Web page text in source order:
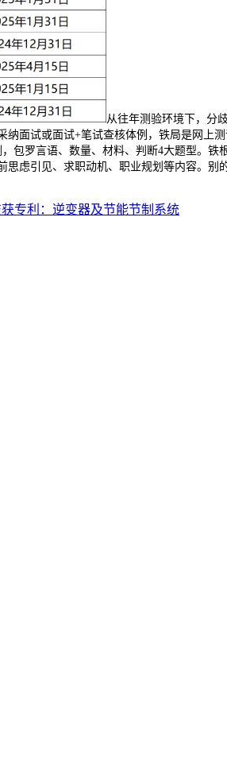
从往年测验环境下，分
面试或面试+笔试查核体例，铁局是网
包罗言语、数量、材料、判断4大题型。
虑引见、求职动机、职业规划等内容。别
专利：逆变器及节能节制系统